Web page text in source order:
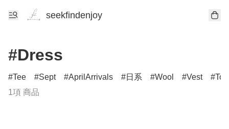
seekfindenjoy
#Dress
Tee Sept AprilArrivals 日系 Wool Vest
1項 商品